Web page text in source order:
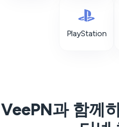
PlayStation
VeePN과 함께